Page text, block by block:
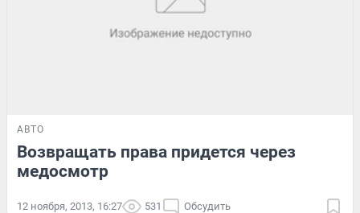
АВТО
Возвращать права придется через
медосмотр
12 ноября, 2013, 16:27 531 Обсудить